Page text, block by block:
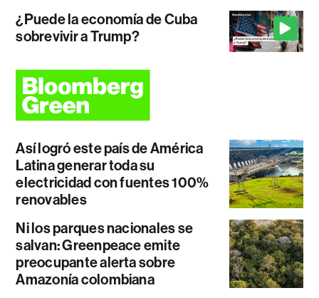
¿Puede la economía de Cuba
sobrevivir a Trump?
Así logró este país de América
Latina generar toda su
electricidad con fuentes 100%
renovables
Ni los parques nacionales se
salvan: Greenpeace emite
preocupante alerta sobre
Amazonía colombiana